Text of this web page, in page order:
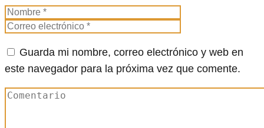
Guarda mi nombre, correo electrónico y web en
este navegador para la próxima vez que comente.